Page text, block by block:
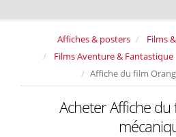
Affiches & posters Films
Films Aventure & Fantastique
Affiche du film
Acheter Affiche